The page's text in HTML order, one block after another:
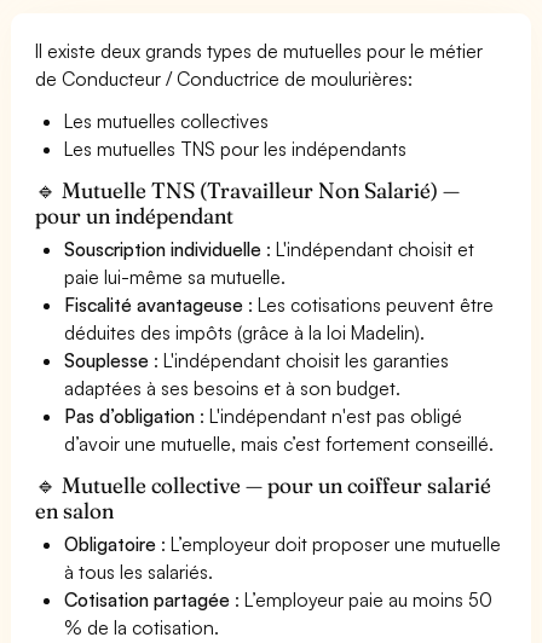
Il existe deux grands types de mutuelles pour le métier
de Conducteur / Conductrice de moulurières:
Les mutuelles collectives
Les mutuelles TNS pour les indépendants
🔹 Mutuelle TNS (Travailleur Non Salarié) —
pour un indépendant
Souscription individuelle : L'indépendant choisit et
paie lui-même sa mutuelle.
Fiscalité avantageuse : Les cotisations peuvent être
déduites des impôts (grâce à la loi Madelin).
Souplesse : L'indépendant choisit les garanties
adaptées à ses besoins et à son budget.
Pas d’obligation : L'indépendant n'est pas obligé
d’avoir une mutuelle, mais c’est fortement conseillé.
🔹 Mutuelle collective — pour un coiffeur salarié
en salon
Obligatoire : L’employeur doit proposer une mutuelle
à tous les salariés.
Cotisation partagée : L’employeur paie au moins 50
% de la cotisation.